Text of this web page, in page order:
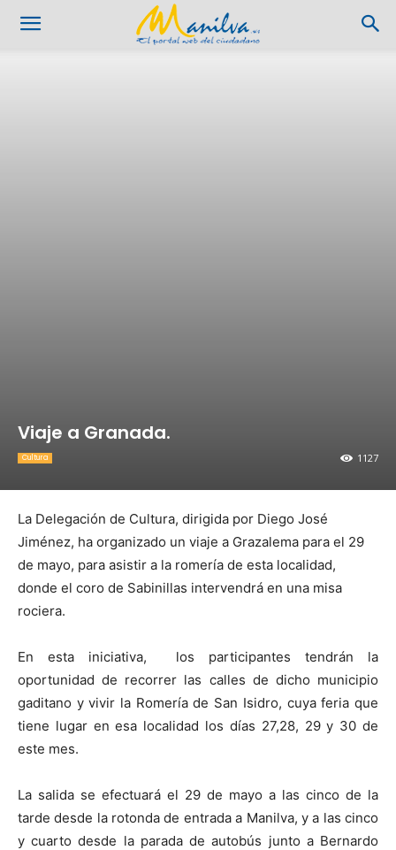
Viaje a Granada.
1127
Cultura
La Delegación de Cultura, dirigida por Diego José
Jiménez, ha organizado un viaje a Grazalema para el 29
de mayo, para asistir a la romería de esta localidad,
donde el coro de Sabinillas intervendrá en una misa
rociera.
En esta iniciativa, los participantes tendrán la
oportunidad de recorrer las calles de dicho municipio
gaditano y vivir la Romería de San Isidro, cuya feria que
tiene lugar en esa localidad los días 27,28, 29 y 30 de
este mes.
La salida se efectuará el 29 de mayo a las cinco de la
tarde desde la rotonda de entrada a Manilva, y a las cinco
y cuarto desde la parada de autobús junto a Bernardo